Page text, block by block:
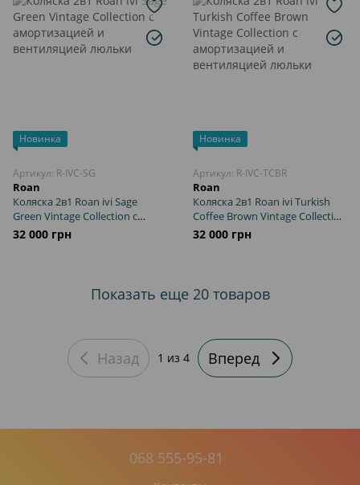
Новинка
Артикул: R-IVC-SG
Roan
Коляска 2в1 Roan ivi Sage
Green Vintage Collection с
амортизацией и вентиляцией
32 000 грн
Новинка
Артикул: R-IVC-TCBR
Roan
Коляска 2в1 Roan ivi Turkish
Coffee Brown Vintage Collection
с амортизацией и
вентиляцией люльки
32 000 грн
Показать еще 20 товаров
Назад 1 из 4 Вперед
068 555-95-81